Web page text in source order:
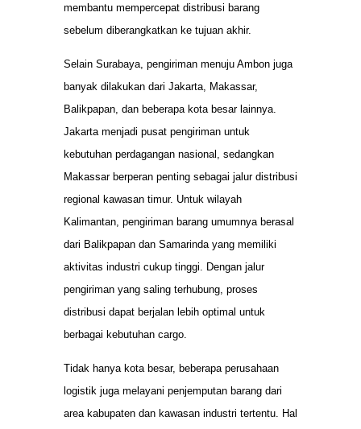
membantu mempercepat distribusi barang
sebelum diberangkatkan ke tujuan akhir.
Selain Surabaya, pengiriman menuju Ambon juga
banyak dilakukan dari Jakarta, Makassar,
Balikpapan, dan beberapa kota besar lainnya.
Jakarta menjadi pusat pengiriman untuk
kebutuhan perdagangan nasional, sedangkan
Makassar berperan penting sebagai jalur distribusi
regional kawasan timur. Untuk wilayah
Kalimantan, pengiriman barang umumnya berasal
dari Balikpapan dan Samarinda yang memiliki
aktivitas industri cukup tinggi. Dengan jalur
pengiriman yang saling terhubung, proses
distribusi dapat berjalan lebih optimal untuk
berbagai kebutuhan cargo.
Tidak hanya kota besar, beberapa perusahaan
logistik juga melayani penjemputan barang dari
area kabupaten dan kawasan industri tertentu. Hal